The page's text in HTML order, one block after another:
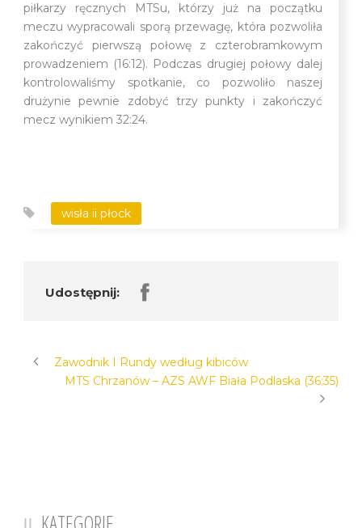
piłkarzy ręcznych MTSu, którzy już na początku
meczu wypracowali sporą przewagę, która pozwoliła
zakończyć pierwszą połowę z czterobramkowym
prowadzeniem (16:12). Podczas drugiej połowy dalej
kontrolowaliśmy spotkanie, co pozwoliło naszej
drużynie pewnie zdobyć trzy punkty i zakończyć
mecz wynikiem 32:24.
wisła ii płock
Udostępnij:
Zawodnik I Rundy według kibiców
MTS Chrzanów – AZS AWF Biała Podlaska (36:35)